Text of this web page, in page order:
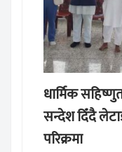
धार्मिक
सन्देश दिँदै
परिक्रमा